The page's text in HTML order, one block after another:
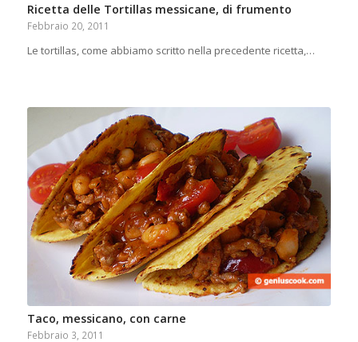
Ricetta delle Tortillas messicane, di frumento
Febbraio 20, 2011
Le tortillas, come abbiamo scritto nella precedente ricetta,…
Taco, messicano, con carne
Febbraio 3, 2011